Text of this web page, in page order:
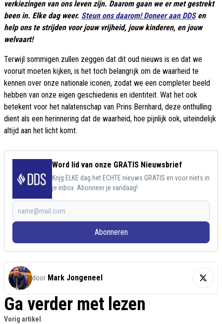
verkiezingen van ons leven zijn. Daarom gaan we er met gestrekt
been in. Elke dag weer. Steun ons daarom! Doneer aan DDSen
help ons te strijden voor jouw vrijheid, jouw kinderen, en jouw
welvaart!
Terwijl sommigen zullen zeggen dat dit oud nieuws is en dat we
vooruit moeten kijken, is het toch belangrijk om de waarheid te
kennen over onze nationale iconen, zodat we een completer beeld
hebben van onze eigen geschiedenis en identiteit. Wat het ook
betekent voor het nalatenschap van Prins Bernhard, deze onthulling
dient als een herinnering dat de waarheid, hoe pijnlijk ook, uiteindelijk
altijd aan het licht komt.
Word lid van onze GRATIS Nieuwsbrief
Krijg ELKE dag het ECHTE nieuws GRATIS en voor niets in
je inbox. Abonneer je vandaag!
Abonneren
door Mark Jongeneel
Ga verder met lezen
Vorig artikel